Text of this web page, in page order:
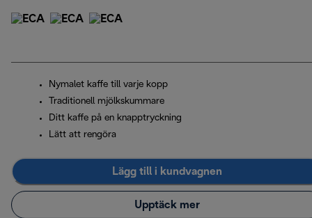
Nymalet kaffe till varje kopp
Traditionell mjölkskummare
Ditt kaffe på en knapptryckning
Lätt att rengöra
Lägg till i kundvagnen
Upptäck mer